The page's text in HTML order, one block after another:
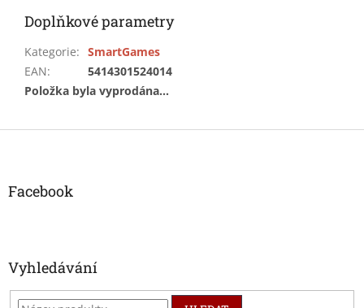
Doplňkové parametry
Kategorie: SmartGames
EAN:
5414301524014
Položka byla vyprodána…
Facebook
Vyhledávání